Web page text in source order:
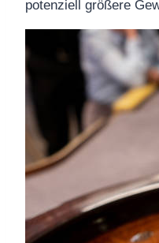
potenziell größere